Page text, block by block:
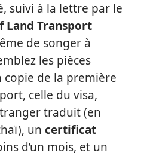
suivi à la lettre par le
Land Transport
de songer à
les pièces
copie de la première
celle du visa,
traduit (en
un certificat
d’un mois, et un